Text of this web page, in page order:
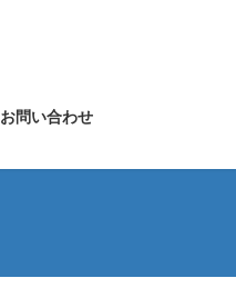
お問い合わせ